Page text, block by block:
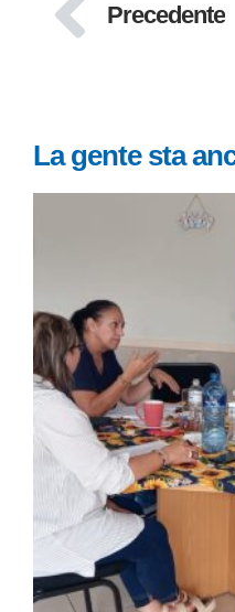
Precedente
La gente sta